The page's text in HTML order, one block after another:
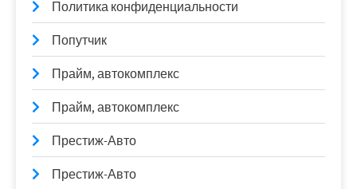
Политика конфиденциальности
Попутчик
Прайм, автокомплекс
Прайм, автокомплекс
Престиж-Авто
Престиж-Авто